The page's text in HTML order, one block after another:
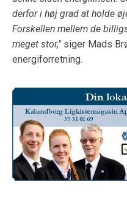
derfor i høj grad at holde
Forskellen mellem de
meget stor,"siger Mads
energiforretning.